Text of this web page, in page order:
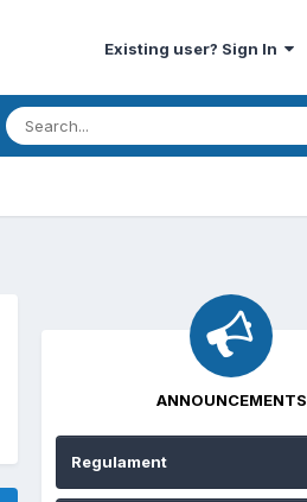
Existing user? Sign In
ANNOUNCEMENTS
Regulament